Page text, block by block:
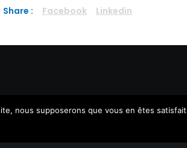
Share : Facebook Linkedin
LE SOUTIEN DE :
nous supposerons que vous en êtes